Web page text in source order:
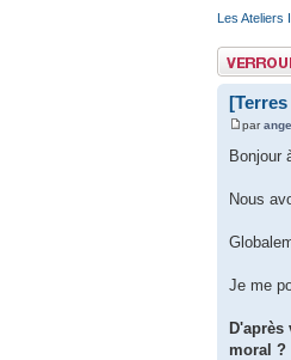
Les Ateliers
Sujet
[Terres
par
Bonjour
Nous
Je me
moral ?